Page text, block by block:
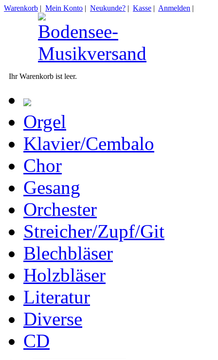
Warenkorb | Mein Konto | Neukunde? | Kasse | Anmelden |
Ihr Warenkorb ist leer.
Orgel
Klavier/Cembalo
Chor
Gesang
Orchester
Streicher/Zupf/Git
Blechbläser
Holzbläser
Literatur
Diverse
CD